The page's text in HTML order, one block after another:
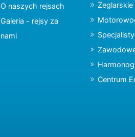
O naszych rejsach
Galeria - rejsy za
nami
Żeglarskie
Centrum